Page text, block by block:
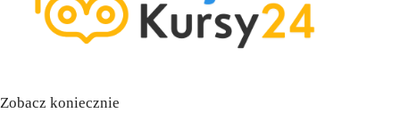
Zobacz koniecznie